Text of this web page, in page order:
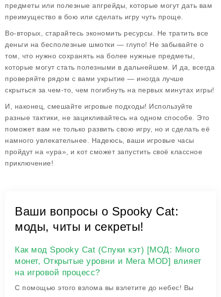
предметы или полезные апгрейды, которые могут дать вам
преимущество в бою или сделать игру чуть проще.
Во-вторых, старайтесь экономить ресурсы. Не тратить все
деньги на бесполезные шмотки — глупо! Не забывайте о
том, что нужно сохранять на более нужные предметы,
которые могут стать полезными в дальнейшем. И да, всегда
проверяйте рядом с вами укрытие — иногда лучше
скрыться за чем-то, чем погибнуть на первых минутах игры!
И, наконец, смешайте игровые подходы! Используйте
разные тактики, не зацикливайтесь на одном способе. Это
поможет вам не только развить свою игру, но и сделать её
намного увлекательнее. Надеюсь, ваши игровые часы
пройдут на «ура», и кот сможет запустить своё классное
приключение!
Ваши вопросы о Spooky Cat:
моды, читы и секреты!
Как мод Spooky Cat (Спуки кэт) [МОД: Много
монет, Открытые уровни и Мега MOD] влияет
на игровой процесс?
С помощью этого взлома вы взлетите до небес! Вы